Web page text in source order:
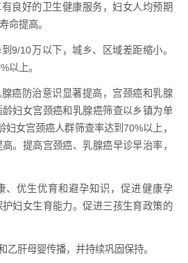
好的卫生健康服务，妇女人均预期
命提高。
10万以下，城乡、区域差距缩小。
以上。
防治意识显著提高，宫颈癌和乳腺
妇女宫颈癌和乳腺癌筛查以乡镇为单
女宫颈癌人群筛查率达到70%以上，
。提高宫颈癌、乳腺癌早诊早治率，
优生优育和避孕知识，促进健康孕
妇女生育能力。促进三孩生育政策的
肝母婴传播，并持续巩固保持。